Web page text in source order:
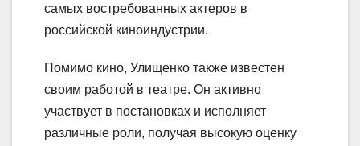
самых востребованных актеров в
российской киноиндустрии.
Помимо кино, Улищенко также известен
своим работой в театре. Он активно
участвует в постановках и исполняет
различные роли, получая высокую оценку